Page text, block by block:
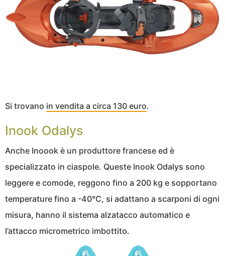
Si trovano in vendita a circa 130 euro.
Inook Odalys
Anche Inoook è un produttore francese ed è
specializzato in ciaspole. Queste Inook Odalys sono
leggere e comode, reggono fino a 200 kg e sopportano
temperature fino a -40°C, si adattano a scarponi di ogni
misura, hanno il sistema alzatacco automatico e
l’attacco micrometrico imbottito.